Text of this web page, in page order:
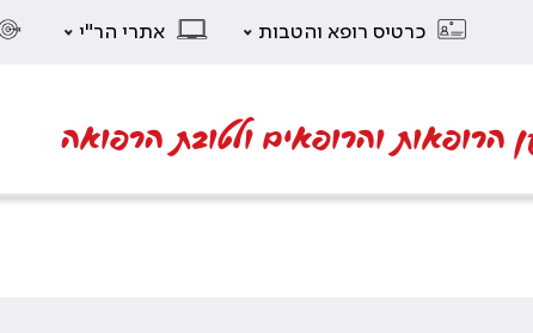
כרטיס רופא והטבות אתרי הר"י
הרופאות והרופאים ולטובת הרפואה